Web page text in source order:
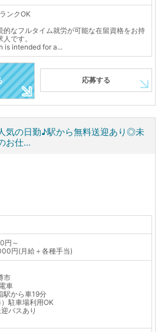
ンクOK
的なフルタイム就労が可能な在留資格をお持
です。
is intended for a...
応募する
気の日勤♪駅から無料送迎あり◎未
お仕...
円～
円(月給＋各種手当)
市
車
駅から車19分
駐車場利用OK
バスあり